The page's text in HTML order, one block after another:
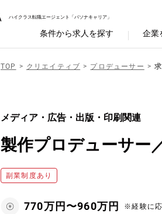
ハイクラス転職エージェント「パソナキャリア」
条件から求人を探す 企業
TOP クリエイティブ プロデューサー
メディア・広告・出版・印刷関連
製作プロデューサー
副業制度あり
770万円〜960万円 ※経験に